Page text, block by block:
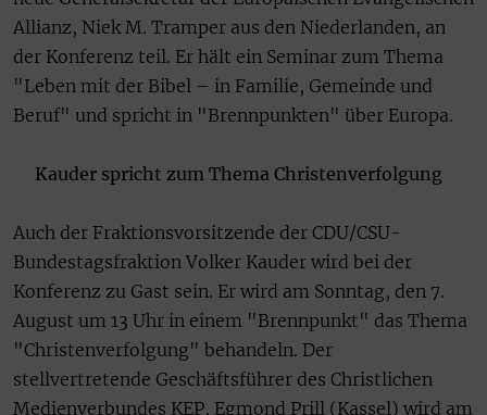
Allianz, Niek M. Tramper aus den Niederlanden, an
der Konferenz teil. Er hält ein Seminar zum Thema
"Leben mit der Bibel – in Familie, Gemeinde und
Beruf" und spricht in "Brennpunkten" über Europa.
Kauder spricht zum Thema Christenverfolgung
Auch der Fraktionsvorsitzende der CDU/CSU-
Bundestagsfraktion Volker Kauder wird bei der
Konferenz zu Gast sein. Er wird am Sonntag, den 7.
August um 13 Uhr in einem "Brennpunkt" das Thema
"Christenverfolgung" behandeln. Der
stellvertretende Geschäftsführer des Christlichen
Medienverbundes KEP, Egmond Prill (Kassel) wird am